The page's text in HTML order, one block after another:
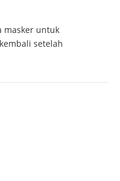
masker untuk
setelah